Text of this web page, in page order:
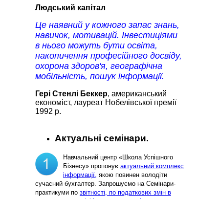
Людський капітал
Це наявний у кожного запас знань,
навичок, мотивацій. Інвестиціями
в нього можуть бути освіта,
накопичення професійного досвіду,
охорона здоров'я, географічна
мобільність, пошук інформації.
Гері Стенлі Беккер, американський
економіст, лауреат Нобелівської премії
1992 р.
Актуальні семінари.
Навчальний центр «Школа Успішного
Бізнесу» пропонує актуальний комплекс
інформації, якою повинен володіти
сучасний бухгалтер. Запрошуємо на Семінари-
практикуми по звітності, по податкових змін в